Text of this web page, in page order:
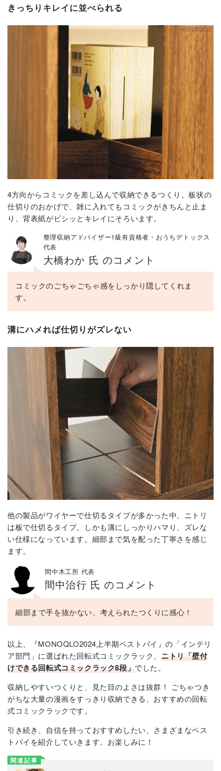
きっちりキレイに並べられる
4方向からコミックを差し込んで収納できるつくり。板状の
仕切りのおかげで、雑に入れてもコミックがきちんと止ま
り、背表紙がビシッとキレイにそろいます。
整理収納アドバイザー1級有資格者・おうちデトックス
代表
大橋わか 氏 のコメント
コミックのごちゃごちゃ感をしっかり隠してくれま
す。
溝にハメれば仕切りがズレない
他の製品がワイヤーで仕切るタイプが多かった中、ニトリ
は板で仕切るタイプ。しかも溝にしっかりハマり、ズレな
い仕様になっています。細部まで気を配った丁寧さを感じ
ます。
間中木工所 代表
間中治行 氏 のコメント
細部まで手を抜かない、考えられたつくりに感心！
以上、『MONOQLO2024上半期ベストバイ』の「インテリ
ア部門」に選ばれた回転式コミックラック、 ニトリ「壁付
けできる回転式コミックラック8段」でした。
収納しやすいつくりと、見た目のよさは抜群！ ごちゃつき
がちな大量の漫画をすっきり収納できる、おすすめの回転
式コミックラックです。
引き続き、自信を持っておすすめしたい、さまざまなベス
トバイを紹介していきます。お楽しみに！
関連記事